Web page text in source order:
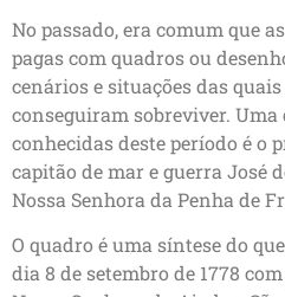
No passado, era comum que
pagas com quadros ou
cenários e situações das quais
conseguiram sobreviver. Uma
conhecidas deste período é o
capitão de mar e guerra José
Nossa Senhora da Penha de
O quadro é uma síntese do
dia 8 de setembro de 1778